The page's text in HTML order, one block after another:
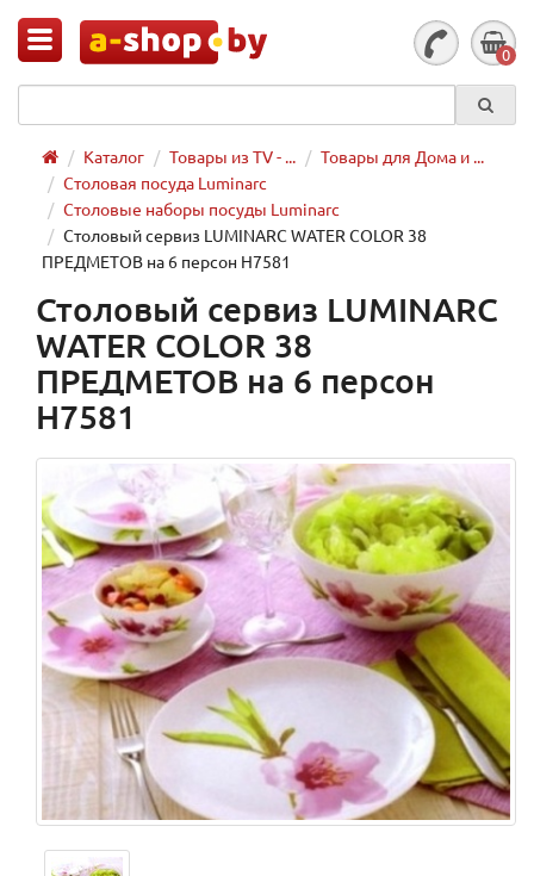
0
Каталог Товары из TV - ...
Товары для Дома и ...
Столовая посуда Luminarc
Столовые наборы посуды Luminarc
Столовый сервиз LUMINARC WATER COLOR 38
ПРЕДМЕТОВ на 6 персон H7581
Столовый сервиз LUMINARC
WATER COLOR 38
ПРЕДМЕТОВ на 6 персон
H7581